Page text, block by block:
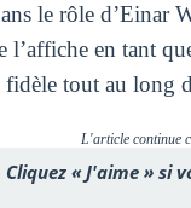
le rôle d’Einar
en tant
tout au long
L'article continue
Cliquez « J'aime » si